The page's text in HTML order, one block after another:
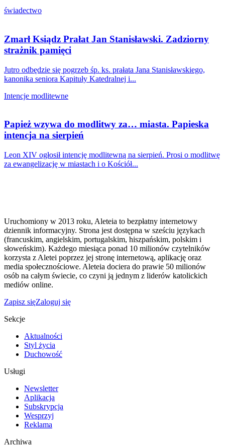
świadectwo
Zmarł Ksiądz Prałat Jan Stanisławski. Zadziorny
strażnik pamięci
Jutro odbędzie się pogrzeb śp. ks. prałata Jana Stanisławskiego,
kanonika seniora Kapituły Katedralnej i...
Intencje modlitewne
Papież wzywa do modlitwy za… miasta. Papieska
intencja na sierpień
Leon XIV ogłosił intencję modlitewną na sierpień. Prosi o modlitwę
za ewangelizację w miastach i o Kościół...
Uruchomiony w 2013 roku, Aleteia to bezpłatny internetowy
dziennik informacyjny. Strona jest dostępna w sześciu językach
(francuskim, angielskim, portugalskim, hiszpańskim, polskim i
słoweńskim). Każdego miesiąca ponad 10 milionów czytelników
korzysta z Aletei poprzez jej stronę internetową, aplikację oraz
media społecznościowe. Aleteia dociera do prawie 50 milionów
osób na całym świecie, co czyni ją jednym z liderów katolickich
mediów online.
Zapisz sięZaloguj się
Sekcje
Aktualności
Styl życia
Duchowość
Usługi
Newsletter
Aplikacja
Subskrypcja
Wesprzyj
Reklama
Archiwa